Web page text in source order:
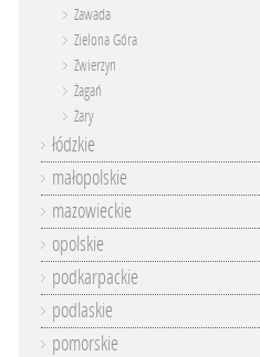
Zawada
Zielona Góra
Zwierzyn
Żagań
Żary
łódzkie
małopolskie
mazowieckie
opolskie
podkarpackie
podlaskie
pomorskie